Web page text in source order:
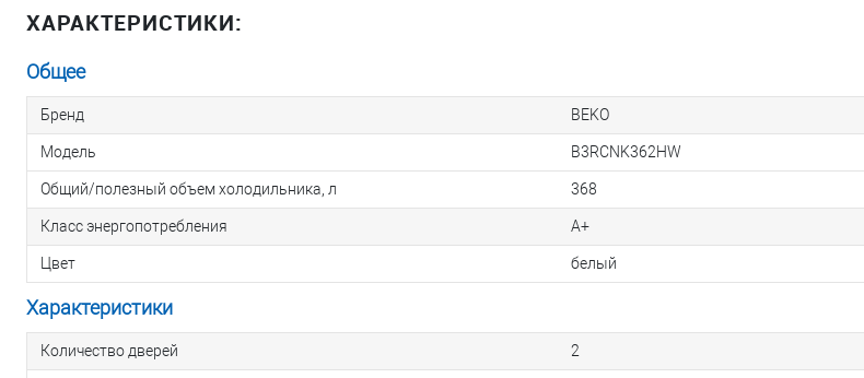
ХАРАКТЕРИСТИКИ:
Общее
Бренд BEKO
Модель B3RCNK362HW
Общий/полезный объем холодильника, л 368
Класс энергопотребления A+
Цвет белый
Характеристики
Количество дверей 2